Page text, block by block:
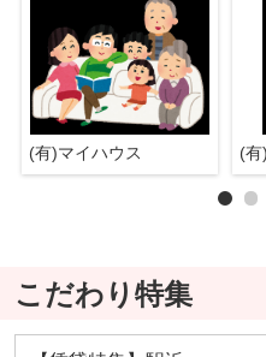
(有)マイハウス (
こだわり特集